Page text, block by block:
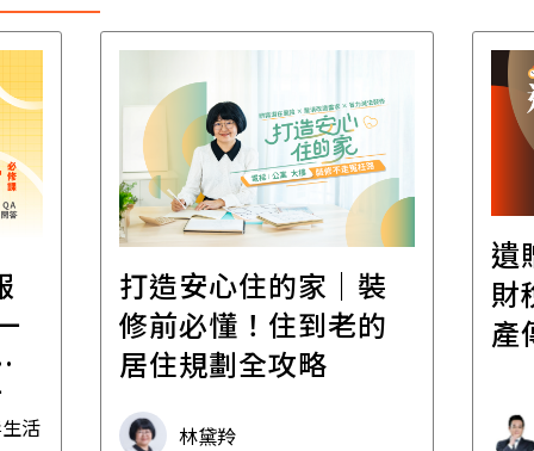
活
打造安心住的家｜裝
修前必懂！住到老的
居住規劃全攻略
林黛羚
遺
財
產